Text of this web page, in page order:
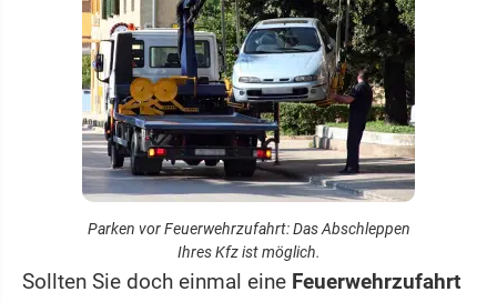
Parken vor Feuerwehrzufahrt: Das Abschleppen
Ihres Kfz ist möglich.
Sollten Sie doch einmal eine Feuerwehrzufahrt